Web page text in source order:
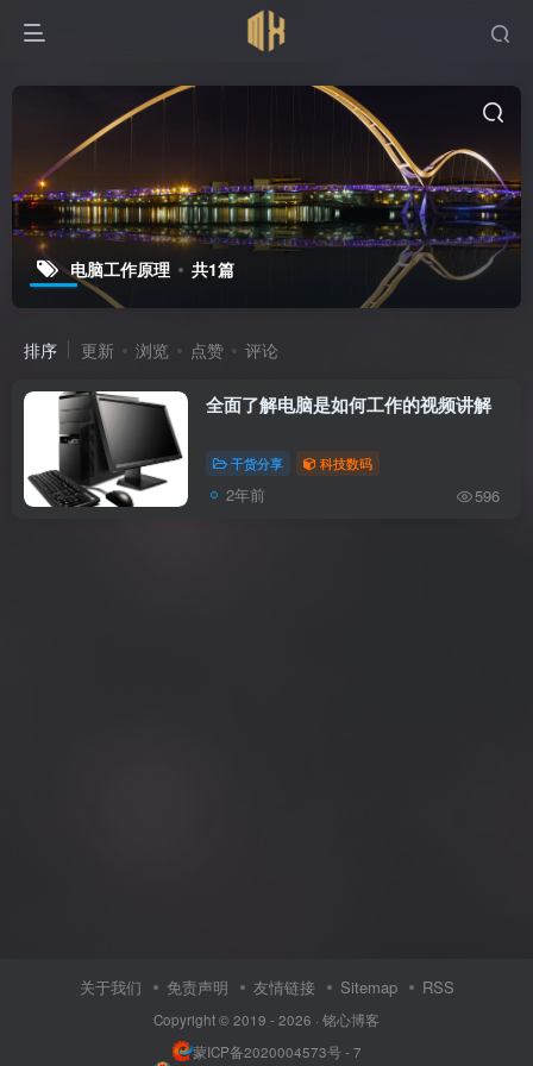
电脑工作原理 共1篇
排序 更新 浏览 点赞 评论
全面了解电脑是如何工作的视频讲解
干货分享 科技数码
2年前 596
关于我们 免责声明 友情链接 Sitemap RSS
Copyright © 2019 - 2026 · 铭心博客
蒙ICP备2020004573号 - 7